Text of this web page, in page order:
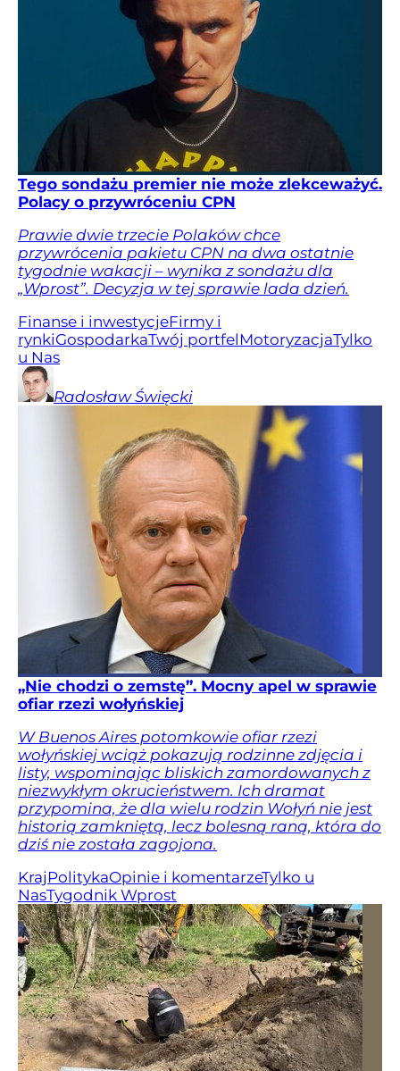
Tego sondażu premier nie może zlekceważyć.
Polacy o przywróceniu CPN
Prawie dwie trzecie Polaków chce
przywrócenia pakietu CPN na dwa ostatnie
tygodnie wakacji – wynika z sondażu dla
„Wprost”. Decyzja w tej sprawie lada dzień.
Finanse i inwestycjeFirmy i
rynkiGospodarkaTwój portfel MotoryzacjaTylko
u Nas
Radosław Święcki
„Nie chodzi o zemstę”. Mocny apel w sprawie
ofiar rzezi wołyńskiej
W Buenos Aires potomkowie ofiar rzezi
wołyńskiej wciąż pokazują rodzinne zdjęcia i
listy, wspominając bliskich zamordowanych z
niezwykłym okrucieństwem. Ich dramat
przypomina, że dla wielu rodzin Wołyń nie jest
historią zamkniętą, lecz bolesną raną, która do
dziś nie została zagojona.
KrajPolitykaOpinie i komentarzeTylko u
NasTygodnik Wprost